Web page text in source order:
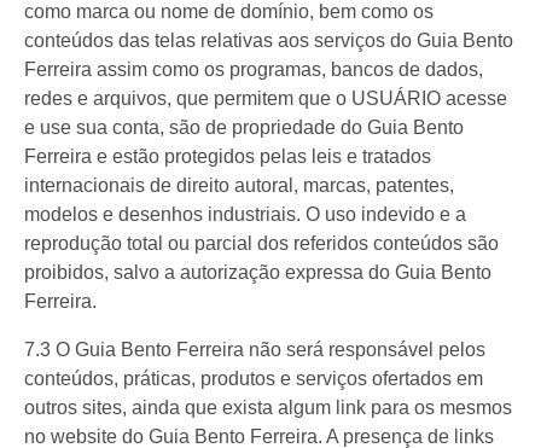
como marca ou nome de domínio, bem como os
conteúdos das telas relativas aos serviços do Guia Bento
Ferreira assim como os programas, bancos de dados,
redes e arquivos, que permitem que o USUÁRIO acesse
e use sua conta, são de propriedade do Guia Bento
Ferreira e estão protegidos pelas leis e tratados
internacionais de direito autoral, marcas, patentes,
modelos e desenhos industriais. O uso indevido e a
reprodução total ou parcial dos referidos conteúdos são
proibidos, salvo a autorização expressa do Guia Bento
Ferreira.
7.3 O Guia Bento Ferreira não será responsável pelos
conteúdos, práticas, produtos e serviços ofertados em
outros sites, ainda que exista algum link para os mesmos
no website do Guia Bento Ferreira. A presença de links